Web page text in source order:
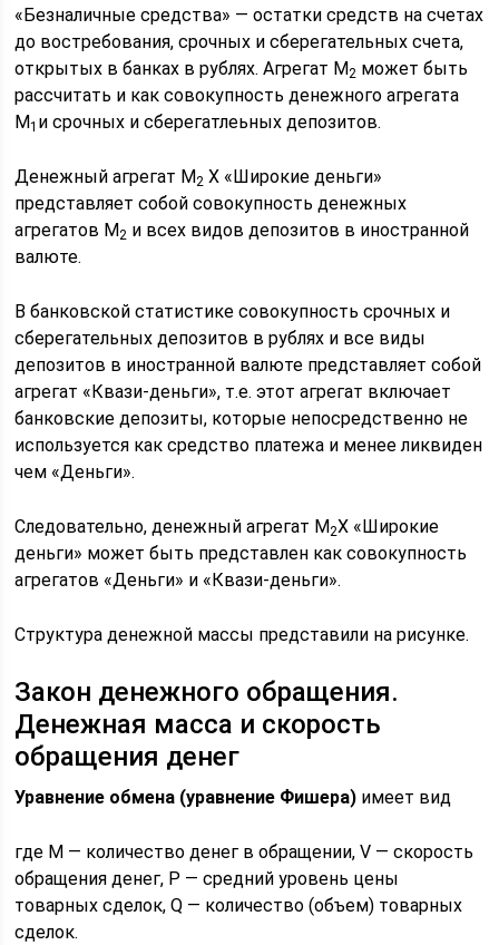
«Безналичные средства» — остатки средств на счетах
до востребования, срочных и сберегательных счета,
открытых в банках в рублях. Агрегат М2 может быть
рассчитать и как совокупность денежного агрегата
М1 и срочных и сберегатлеьных депозитов.
Денежный агрегат М2 Х «Широкие деньги»
представляет собой совокупность денежных
агрегатов М2 и всех видов депозитов в иностранной
валюте.
В банковской статистике совокупность срочных и
сберегательных депозитов в рублях и все виды
депозитов в иностранной валюте представляет собой
агрегат «Квази-деньги», т.е. этот агрегат включает
банковские депозиты, которые непосредственно не
используется как средство платежа и менее ликвиден
чем «Деньги».
Следовательно, денежный агрегат М2Х «Широкие
деньги» может быть представлен как совокупность
агрегатов «Деньги» и «Квази-деньги».
Структура денежной массы представили на рисунке.
Закон денежного обращения.
Денежная масса и скорость
обращения денег
Уравнение обмена (уравнение Фишера) имеет вид
где М — количество денег в обращении, V — скорость
обращения денег, P — средний уровень цены
товарных сделок, Q — количество (объем) товарных
сделок.